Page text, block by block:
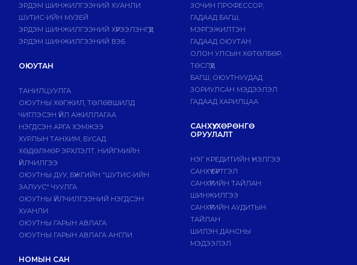
ЭРДЭМ ШИНЖИЛГЭЭНИЙ ХУАНЛИ
ШУТИС-ИЙН МУЗЕЙ
ЭРДЭМ ШИНЖИЛГЭЭНИЙ ХҮРЭЭЛЭНГҮҮД
ЭРДЭМ ШИНЖИЛГЭЭНИЙ ВЭБ
ОЮУТАН
ТАНИЛЦУУЛГА
ОЮУТНЫ ХӨГЖИЛ, ТӨЛӨВШИЛД
ЧИГЛЭСЭН ҮЙЛ АЖИЛЛАГАА
НЭГДСЭН АРГА ХЭМЖЭЭ
ХУРЛЫН ТАНХИМ, БУСАД
ХӨДӨЛМӨР ЭРХЛЭЛТ, НИЙГМИЙН
ҮЙЛЧИЛГЭЭ
ОЮУТНЫ ДУУ, БҮЖГИЙН "ШУТИС-ИЙН
ЗАЛУУС" ЧУУЛГА
ОЮУТНЫ ҮЙЛЧИЛГЭЭНИЙ НЭГДСЭН
ХУАНЛИ
ОЮУТНЫ ГАРЫН АВЛАГА
ОЮУТНЫ ГАРЫН АВЛАГА АНГЛИ
НОМЫН САН
ЗОЧИН ПРОФЕССОР,
ГАДААД БАГШ,
МЭРГЭЖИЛТЭН
ГАДААД ОЮУТАН
ОЛОН УЛСЫН ХӨТӨЛБӨР,
ТӨСЛҮҮД
БАГШ, ОЮУТНУУДАД
ЗОРИУЛСАН МЭДЭЭЛЭЛ
ГАДААД ХАРИЛЦАА
САНХҮҮ, ХӨРӨНГӨ
ОРУУЛАЛТ
НЭГ КРЕДИТИЙН ҮНЭЛГЭЭ
САНХҮҮ БҮРТГЭЛ
САНХҮҮГИЙН ТАЙЛАН
ШИНЖИЛГЭЭ
САНХҮҮГИЙН АУДИТЫН
ТАЙЛАН
ШИЛЭН ДАНСНЫ
МЭДЭЭЛЭЛ